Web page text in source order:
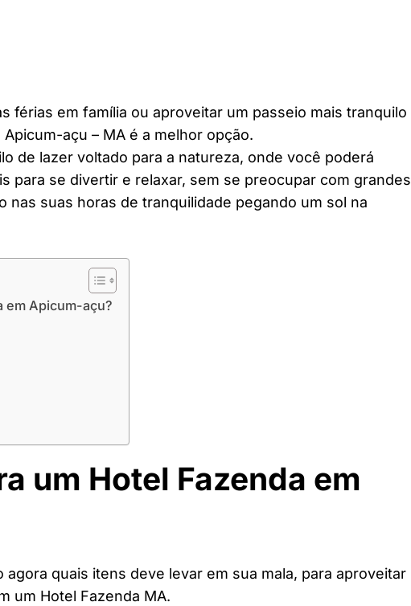
férias em família ou aproveitar um passeio mais tranquilo
açu – MA é a melhor opção.
de lazer voltado para a natureza, onde você poderá
para se divertir e relaxar, sem se preocupar com grandes
nas suas horas de tranquilidade pegando um sol na
em Apicum-açu?
um Hotel Fazenda em
quais itens deve levar em sua mala, para aproveitar
um Hotel Fazenda MA.